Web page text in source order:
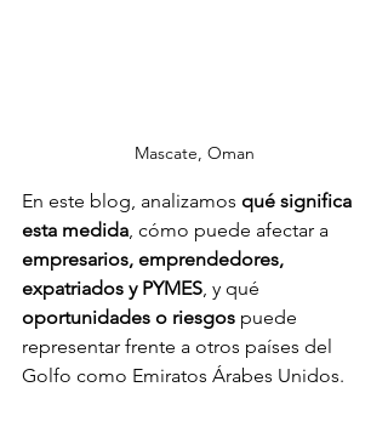
Mascate, Oman
En este blog, analizamos qué significa
esta medida, cómo puede afectar a
empresarios, emprendedores,
expatriados y PYMES, y qué
oportunidades o riesgos puede
representar frente a otros países del
Golfo como Emiratos Árabes Unidos.